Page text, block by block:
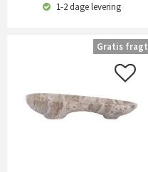
1-2 dagelevering
Gratis fragt